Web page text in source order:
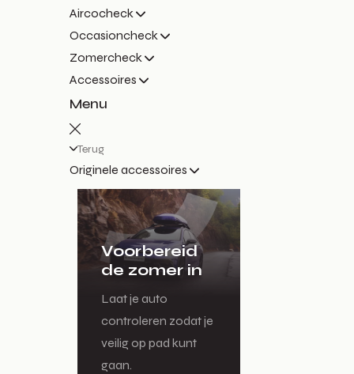
Aircocheck
Occasioncheck
Zomercheck
Accessoires
Menu
Terug
Originele accessoires
Voorbereid
de zomer in
Laat je auto
controleren zodat je
veilig op pad kunt
gaan.